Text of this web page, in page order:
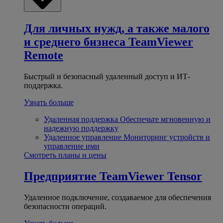
Для личных нужд, а также малого
и среднего бизнеса TeamViewer
Remote
Быстрый и безопасный удаленный доступ и ИТ-
поддержка.
Узнать больше
Удаленная поддержка Обеспечьте мгновенную и
надежную поддержку
Удаленное управление Мониторинг устройств и
управление ими
Смотреть планы и цены
Предприятие TeamViewer Tensor
Удаленное подключение, создаваемое для обеспечения
безопасности операций.